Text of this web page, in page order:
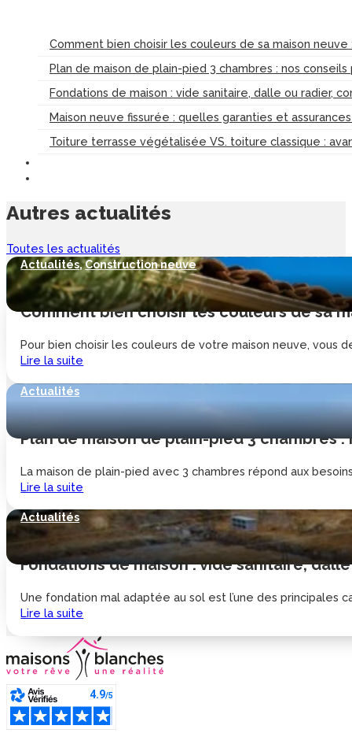
Comment bien choisir les couleurs de sa maison
Plan de maison de plain-pied 3 chambres : nos
Fondations de maison : vide sanitaire, dalle ou radier,
Maison neuve fissurée : quelles garanties et
Toiture terrasse végétalisée VS. toiture classique :
Autres actualités
Toutes les actualités
Actualités,Construction neuve
Comment bien choisir les couleurs de sa
Pour bien choisir les couleurs de votre maison neuve, vous
Lire la suite
Actualités
Plan de maison de plain-pied 3 chambres
La maison de plain-pied avec 3 chambres répond aux
Lire la suite
Actualités
Fondations de maison : vide sanitaire,
Une fondation mal adaptée au sol est l’une des principales
Lire la suite